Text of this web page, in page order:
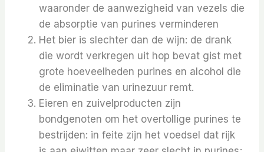
waaronder de aanwezigheid van vezels die
de absorptie van purines verminderen
Het bier is slechter dan de wijn: de drank
die wordt verkregen uit hop bevat gist met
grote hoeveelheden purines en alcohol die
de eliminatie van urinezuur remt.
Eieren en zuivelproducten zijn
bondgenoten om het overtollige purines te
bestrijden: in feite zijn het voedsel dat rijk